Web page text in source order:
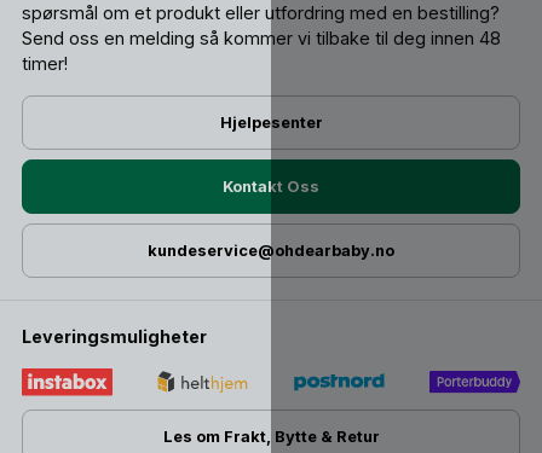
spørsmål om et produkt eller utfordring med en bestilling?
Send oss ​​en melding så kommer vi tilbake til deg innen 48
timer!
Hjelpesenter
Kontakt Oss
kundeservice@ohdearbaby.no
Leveringsmuligheter
Les om Frakt, Bytte & Retur